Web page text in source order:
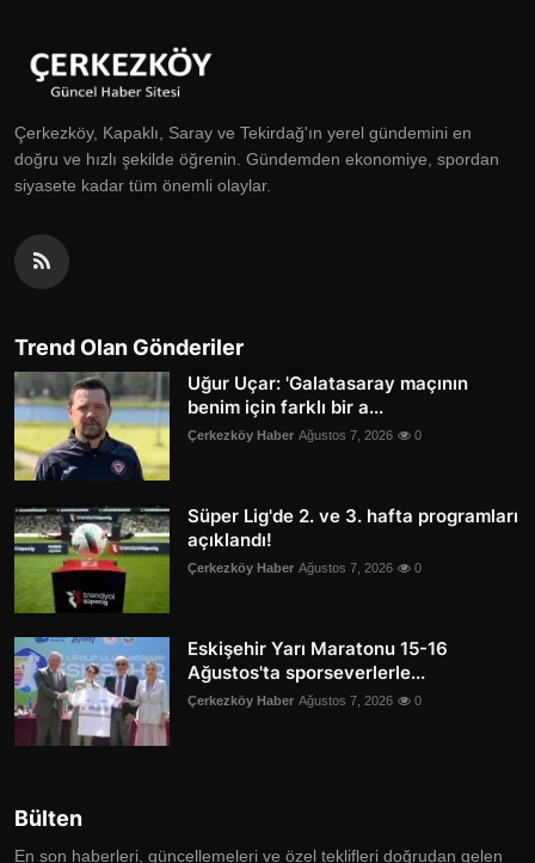
Çerkezköy, Kapaklı, Saray ve Tekirdağ'ın yerel gündemini en
doğru ve hızlı şekilde öğrenin. Gündemden ekonomiye, spordan
siyasete kadar tüm önemli olaylar.
Trend Olan Gönderiler
Uğur Uçar: 'Galatasaray maçının
benim için farklı bir a...
Çerkezköy Haber Ağustos 7, 2026 0
Süper Lig'de 2. ve 3. hafta programları
açıklandı!
Çerkezköy Haber Ağustos 7, 2026 0
Eskişehir Yarı Maratonu 15-16
Ağustos'ta sporseverlerle...
Çerkezköy Haber Ağustos 7, 2026 0
Bülten
En son haberleri, güncellemeleri ve özel teklifleri doğrudan gelen